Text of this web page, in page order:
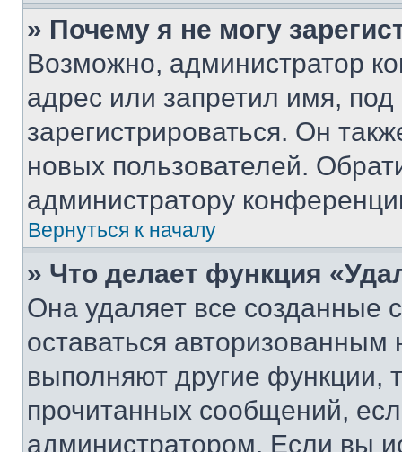
» Почему я не могу
Возможно, администратор
адрес или запретил имя,
зарегистрироваться. Он
новых пользователей.
администратору
Вернуться к началу
» Что делает функция
Она удаляет все созданные
оставаться
выполняют другие функции,
прочитанных сообщений,
администратором. Если вы